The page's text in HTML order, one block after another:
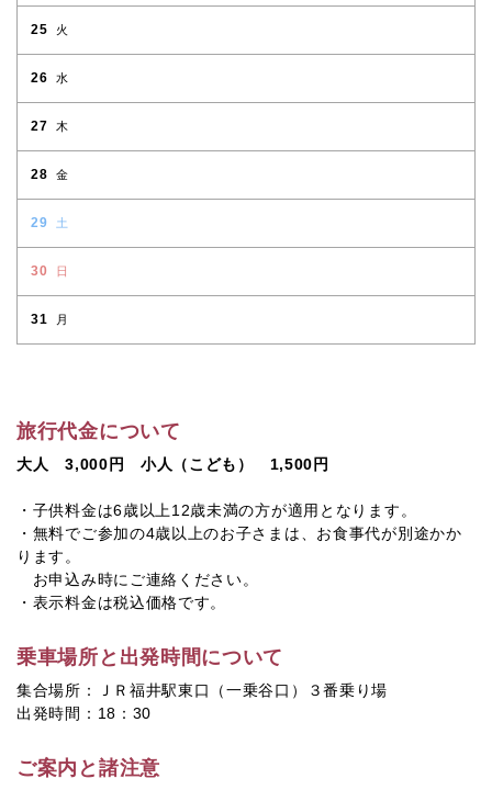
25 火
26 水
27 木
28 金
29 土
30 日
31 月
旅行代金について
大人 3,000円 小人（こども） 1,500円
・子供料金は6歳以上12歳未満の方が適用となります。
・無料でご参加の4歳以上のお子さまは、お食事代が別途かか
ります。
お申込み時にご連絡ください。
・表示料金は税込価格です。
乗車場所と出発時間について
集合場所：ＪＲ福井駅東口（一乗谷口）３番乗り場
出発時間：18：30
ご案内と諸注意